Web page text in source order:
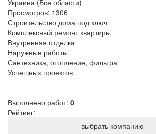
Украина (Все области)
Просмотров: 1306
Строительство дома под ключ
Комплексный ремонт квартиры
Внутренняя отделка
Наружные работы
Сантехника, отопление, фильтра
Успешных проектов
Выполнено работ: 0
Рейтинг:
выбрать компанию